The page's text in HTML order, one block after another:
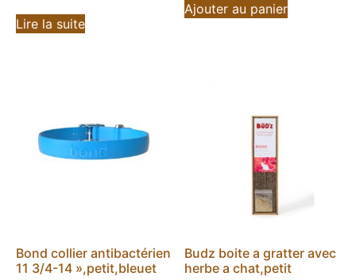
Lire la suite
Ajouter au panier
Bond collier antibactérien
11 3/4-14 »,petit,bleuet
Budz boite a gratter avec
herbe a chat,petit